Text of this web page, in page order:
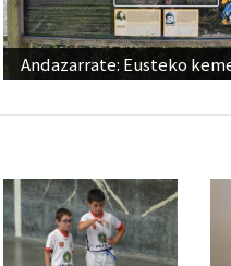
Andazarrate: Eusteko